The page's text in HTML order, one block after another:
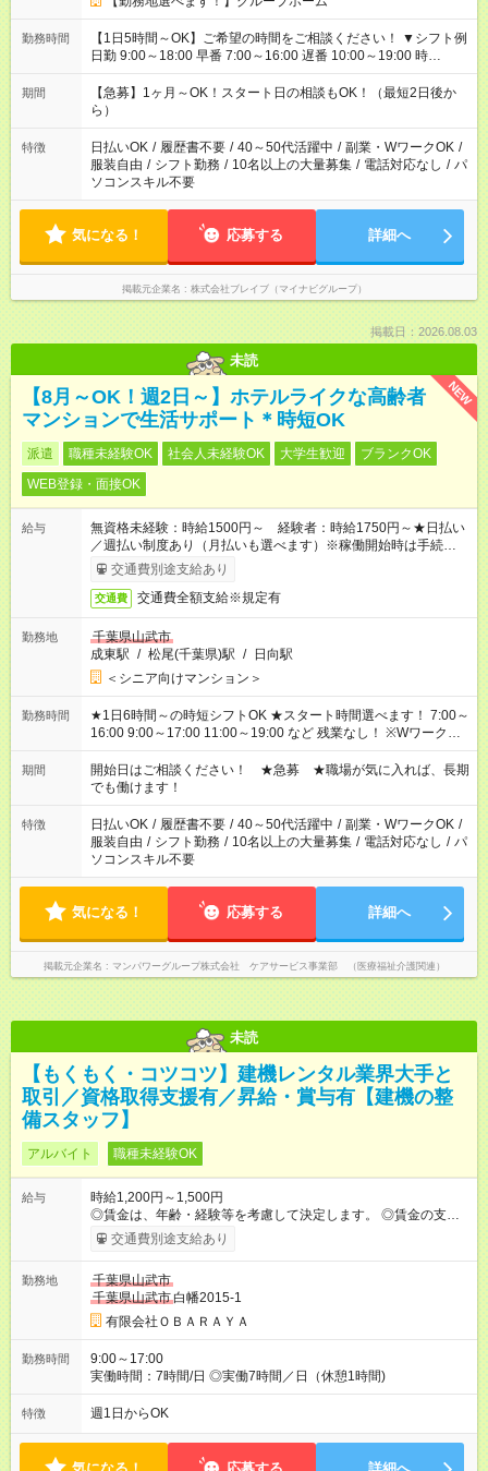
勤務時間
【1日5時間～OK】ご希望の時間をご相談ください！ ▼シフト例
日勤 9:00～18:00 早番 7:00～16:00 遅番 10:00～19:00 時
短 10:00～15:00 上記はあくまで一例です。 「夕方までには帰宅
しておきたい」 「朝はゆっくりのスタートがいい」 「お昼の時
間を有効に使いたい」 など、ご希望があれば教えてください
ね。
期間
【急募】1ヶ月～OK！スタート日の相談もOK！（最短2日後か
ら）
特徴 日払いOK / 履歴書不要 / 40～50代活躍中 / 副業・WワークOK /
服装自由 / シフト勤務 / 10名以上の大量募集 / 電話対応なし / パ
ソコンスキル不要
気になる！ 応募する 詳細へ
掲載元企業名 株式会社ブレイブ（マイナビグループ）
掲載日：2026.08.03
未読
NEW
【8月～OK！週2日～】ホテルライクな高齢者
マンションで生活サポート＊時短OK
派遣 職種未経験OK 社会人未経験OK 大学生歓迎
ブランクOK
WEB登録・面接OK
給与
無資格未経験：時給1500円～ 経験者：時給1750円～★日払い
／週払い制度あり（月払いも選べます）※稼働開始時は手続き完
了次第のお支払いとなります。
交通費別途支給あり
交通費 交通費全額支給※規定有
勤務地
千葉県山武市
成東駅 / 松尾(千葉県)駅 / 日向駅
＜シニア向けマンション＞
勤務時間
★1日6時間～の時短シフトOK ★スタート時間選べます！ 7:00～
16:00 9:00～17:00 11:00～19:00 など 残業なし！ ※Wワークの
場合、他のお仕事と合わせ週40時間超の就業はご案内できませ
ん ※法令に基づき、週20時間以上勤務は社会保険への加入対象
となります ※労働者派遣法（日雇い派遣の原則禁止）により、
短時間・短期間の就業はご案内が難しい場合があります
期間
開始日はご相談ください！ ★急募 ★職場が気に入れば、長期
でも働けます！
特徴 日払いOK / 履歴書不要 / 40～50代活躍中 / 副業・WワークOK /
服装自由 / シフト勤務 / 10名以上の大量募集 / 電話対応なし / パ
ソコンスキル不要
気になる！ 応募する 詳細へ
掲載元企業名 マンパワーグループ株式会社 ケアサービス事業部 （医療福祉介護関連）
未読
【もくもく・コツコツ】建機レンタル業界大手と
取引／資格取得支援有／昇給・賞与有【建機の整
備スタッフ】
アルバイト 職種未経験OK
給与
時給1,200円～1,500円
◎賃金は、年齢・経験等を考慮して決定します。 ◎賃金の支払い
は、翌月の末日になります。 【試用期間】試用期間あり 試用期
間の長さ：3ヶ月 ※ 雇用形態と給与に、本採用時と異なる部分が
円 ～ 1,500円 ※経験・年齢を考慮して決定します。
交通費別途支給あり
勤務地
千葉県山武市
千葉県山武市 白幡2015-1
有限会社ＯＢＡＲＡＹＡ
勤務時間
9:00～17:00
実働時間：7時間/日 ◎実働7時間／日（休憩1時間)
特徴 週1日からOK